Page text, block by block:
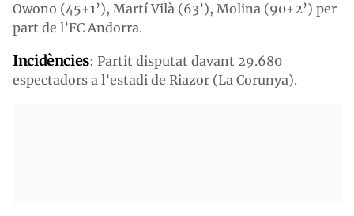
Owono (45+1’), Martí Vilà (63’), Molina (90+2’) per
part de l’FC Andorra.
Incidències: Partit disputat davant 29.680
espectadors a l’estadi de Riazor (La Corunya).